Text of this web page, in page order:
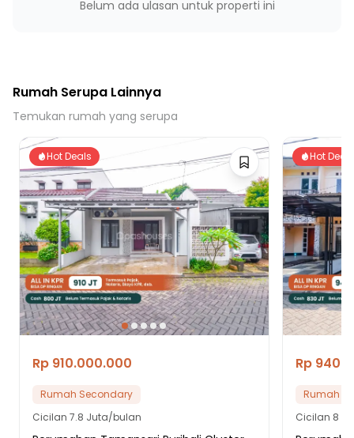
Belum ada ulasan untuk properti ini
Rumah Serupa Lainnya
Temukan rumah yang serupa
Hot Deals
Rp 910.000.000
Rumah Secondary
Cicilan 7.8 Juta/bulan
Hot Deals
Rp
Rumah
Cicilan 8